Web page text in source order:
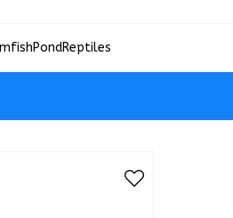
PondReptiles